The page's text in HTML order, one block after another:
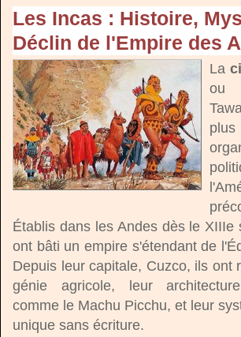
Les Incas : Histoire,
Déclin de l'Empire des
La
ou
Établis dans les Andes dès le XIIIe
ont bâti un empire s'étendant de
Depuis leur capitale, Cuzco, ils ont
génie agricole, leur
comme le Machu Picchu, et leur
unique sans écriture.